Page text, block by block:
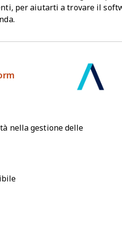
per aiutarti a trovare il
nella gestione delle